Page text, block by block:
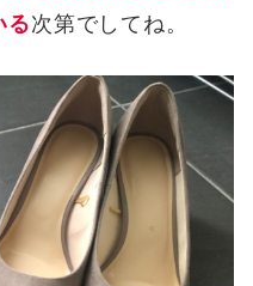
る次第でしてね。